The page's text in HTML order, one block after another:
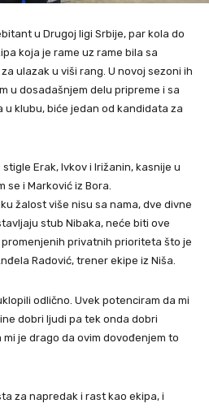
u Drugoj ligi Srbije, par kola do
koja je rame uz rame bila sa
ulazak u viši rang. U novoj sezoni ih
u dosadašnjem delu pripreme i sa
klubu, biće jedan od kandidata za
Erak, Ivkov i Irižanin, kasnije u
se i Marković iz Bora.
žalost više nisu sa nama, dve divne
stub Nibaka, neće biti ove
privatnih prioriteta što je
Radović, trener ekipe iz Niša.
odlično. Uvek potenciram da mi
dobri ljudi pa tek onda dobri
je drago da ovim dovođenjem to
za napredak i rast kao ekipa, i